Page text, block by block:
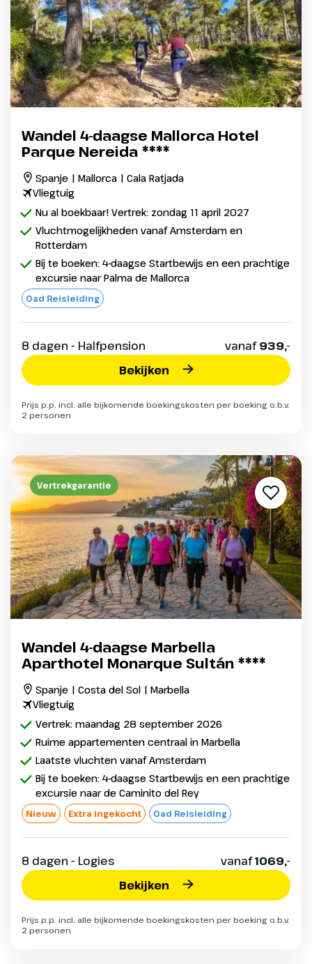
Wandel 4-daagse Mallorca Hotel
Parque Nereida ****
Spanje | Mallorca | Cala Ratjada
Vliegtuig
Nu al boekbaar! Vertrek: zondag 11 april 2027
Vluchtmogelijkheden vanaf Amsterdam en
Rotterdam
Bij te boeken: 4-daagse Startbewijs en een prachtige
excursie naar Palma de Mallorca
Oad Reisleiding
8 dagen - Halfpension vanaf939,-
Bekijken
Prijs p.p. incl. alle bijkomende boekingskosten per boeking o.b.v.
2 personen
Vertrekgarantie
Wandel 4-daagse Marbella
Aparthotel Monarque Sultán ****
Spanje | Costa del Sol | Marbella
Vliegtuig
Vertrek: maandag 28 september 2026
Ruime appartementen centraal in Marbella
Laatste vluchten vanaf Amsterdam
Bij te boeken: 4-daagse Startbewijs en een prachtige
excursie naar de Caminito del Rey
Nieuw Extra ingekocht Oad Reisleiding
8 dagen - Logies vanaf1069,-
Bekijken
Prijs p.p. incl. alle bijkomende boekingskosten per boeking o.b.v.
2 personen